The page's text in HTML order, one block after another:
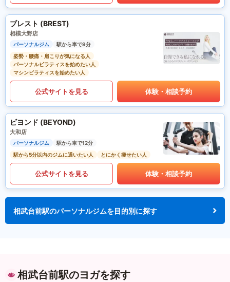
ブレスト (BREST)
相模大野店
パーソナルジム
駅から車で9分
姿勢・腰痛・肩こりが気になる人
パーソナルピラティスを始めたい人
マシンピラティスを始めたい人
公式サイトを見る 体験・相談予約
ビヨンド (BEYOND)
大和店
パーソナルジム
駅から車で12分
駅から5分以内のジムに通いたい人
とにかく痩せたい人
公式サイトを見る 体験・相談予約
相武台前駅のパーソナルジムを目的別に探す
相武台前駅のヨガを探す